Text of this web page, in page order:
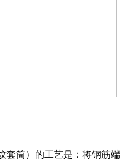
套筒）的工艺是：将钢筋端